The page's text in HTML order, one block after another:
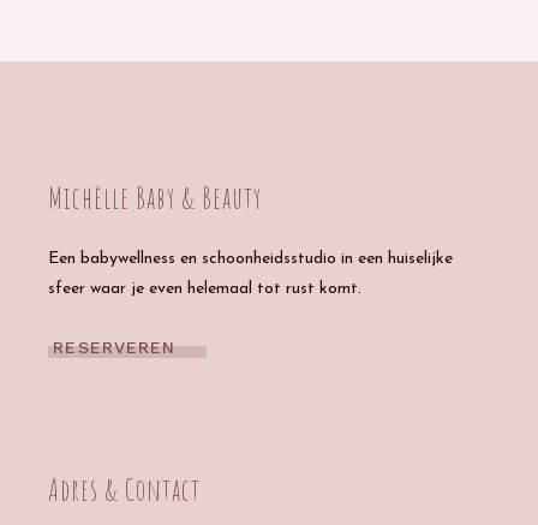
Michèlle Baby & Beauty
Een babywellness en schoonheidsstudio in een huiselijke
sfeer waar je even helemaal tot rust komt.
RESERVEREN
Adres & Contact